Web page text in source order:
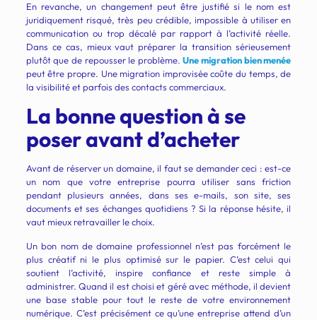
En revanche, un changement peut être justifié si le nom est
juridiquement risqué, très peu crédible, impossible à utiliser en
communication ou trop décalé par rapport à l’activité réelle.
Dans ce cas, mieux vaut préparer la transition sérieusement
plutôt que de repousser le problème.Une migration bien menée
peut être propre. Une migration improvisée coûte du temps, de
la visibilité et parfois des contacts commerciaux.
La bonne question à se
poser avant d’acheter
Avant de réserver un domaine, il faut se demander ceci : est-ce
un nom que votre entreprise pourra utiliser sans friction
pendant plusieurs années, dans ses e-mails, son site, ses
documents et ses échanges quotidiens ? Si la réponse hésite, il
vaut mieux retravailler le choix.
Un bon nom de domaine professionnel n’est pas forcément le
plus créatif ni le plus optimisé sur le papier. C’est celui qui
soutient l’activité, inspire confiance et reste simple à
administrer. Quand il est choisi et géré avec méthode, il devient
une base stable pour tout le reste de votre environnement
numérique. C’est précisément ce qu’une entreprise attend d’un